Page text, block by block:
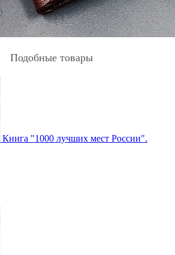
Подобные товары
Книга "1000 лучших мест России".